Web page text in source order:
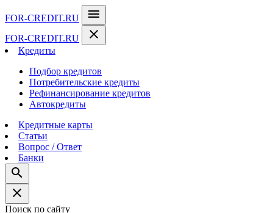
FOR-CREDIT.RU menu
FOR-CREDIT.RU close
Кредиты
Подбор кредитов
Потребительские кредиты
Рефинансирование кредитов
Автокредиты
Кредитные карты
Статьи
Вопрос / Ответ
Банки
search
close
Поиск по сайту